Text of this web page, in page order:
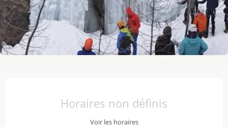
Horaires non définis
Voir les horaires